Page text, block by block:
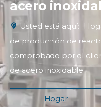
acero
Usted está aquí:
de producción de
comprobado por el
de acero inoxidable
Hogar